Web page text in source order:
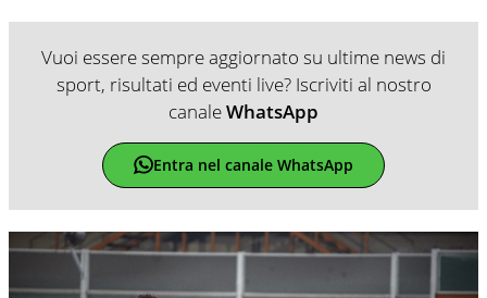
Vuoi essere sempre aggiornato su ultime news di
sport, risultati ed eventi live? Iscriviti al nostro
canaleWhatsApp
Entra nel canale WhatsApp